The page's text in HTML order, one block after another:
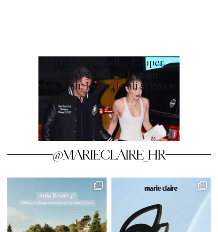
Gigi Hadid i Bradley Cooper
potaknuli glasine o tajnom
vjenčanju: Jedan detalj svima je
zapeo za oko
@MARIECLAIRE_HR